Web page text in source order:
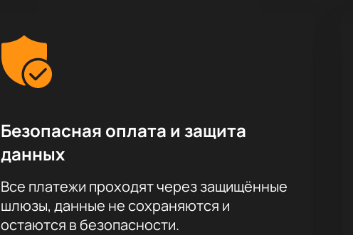
Безопасная оплата и защита
данных
Все платежи проходят через защищённые
шлюзы, данные не сохраняются и
остаются в безопасности.